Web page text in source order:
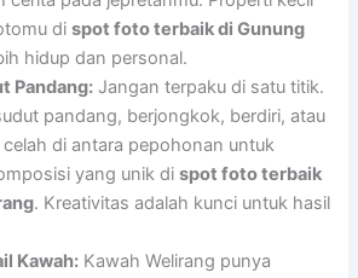
dispot foto terbaik di Gunung
hidup dan personal.
Pandang: Jangan terpaku di satu titik.
pandang, berjongkok, berdiri, atau
di antara pepohonan untuk
yang unik dispot foto terbaik
. Kreativitas adalah kunci untuk hasil
Kawah: Kawah Welirang punya